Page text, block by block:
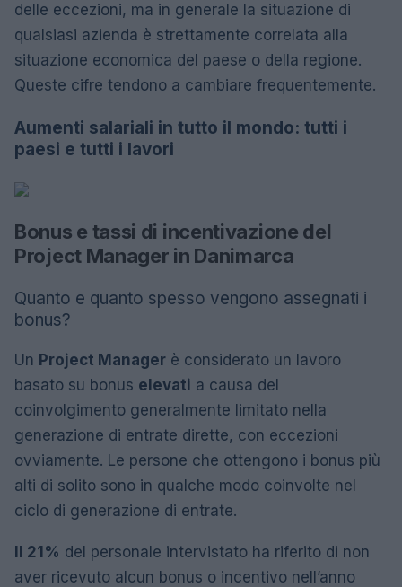
delle eccezioni, ma in generale la situazione di
qualsiasi azienda è strettamente correlata alla
situazione economica del paese o della regione.
Queste cifre tendono a cambiare frequentemente.
Aumenti salariali in tutto il mondo: tutti i
paesi e tutti i lavori
Bonus e tassi di incentivazione del
Project Manager in Danimarca
Quanto e quanto spesso vengono assegnati i
bonus?
Un Project Manager è considerato un lavoro
basato su bonus elevati a causa del
coinvolgimento generalmente limitato nella
generazione di entrate dirette, con eccezioni
ovviamente. Le persone che ottengono i bonus più
alti di solito sono in qualche modo coinvolte nel
ciclo di generazione di entrate.
Il 21% del personale intervistato ha riferito di non
aver ricevuto alcun bonus o incentivo nell’anno